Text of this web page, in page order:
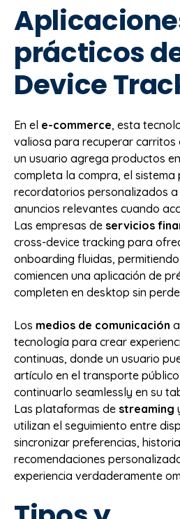
prácticos
Device
En el e-commerce, esta
valiosa para recuperar carritos
un usuario agrega productos
completa la compra, el sistema
recordatorios personalizados
anuncios relevantes cuando
Las empresas de servicios
cross-device tracking para
onboarding fluidas,
comiencen una aplicación de
completen en desktop sin
Los medios de comunicación
tecnología para crear
continuas, donde un usuario
artículo en el transporte
continuarlo seamlessly en su
Las plataformas de streaming
utilizan el seguimiento entre
sincronizar preferencias,
recomendaciones
experiencia verdaderamente